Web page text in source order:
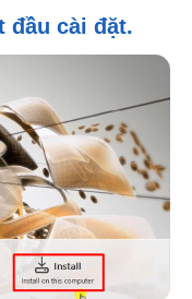
đầu cài đặt.